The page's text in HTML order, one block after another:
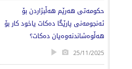
حكومەتی هەرێم هەڵبژاردن بۆ
ئەنجومەنی پارێگا دەكات یاخود كار بۆ
هەڵوەشاندنەوەیان دەكات؟
25/11/2025